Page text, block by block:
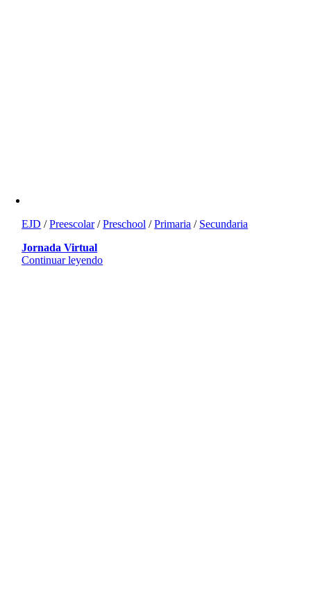
EJD /Preescolar/Preschool /Primaria / Secundaria
Jornada Virtual
Continuar leyendo